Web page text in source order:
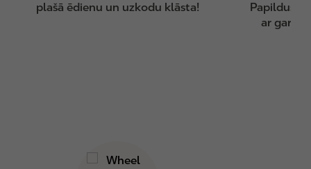
plašā ēdienu un uzkodu klāsta!
Papildus
ar